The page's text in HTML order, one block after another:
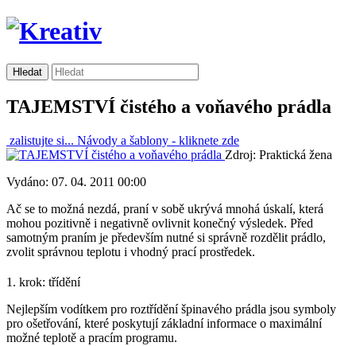
TAJEMSTVÍ čistého a voňavého prádla
zalistujte si... Návody a šablony - kliknete zde
Zdroj: Praktická žena
Vydáno: 07. 04. 2011 00:00
Ač se to možná nezdá, praní v sobě ukrývá mnohá úskalí, která
mohou pozitivně i negativně ovlivnit konečný výsledek. Před
samotným praním je především nutné si správně rozdělit prádlo,
zvolit správnou teplotu i vhodný prací prostředek.
1. krok: třídění
Nejlepším vodítkem pro roztřídění špinavého prádla jsou symboly
pro ošetřování, které poskytují základní informace o maximální
možné teplotě a pracím programu.